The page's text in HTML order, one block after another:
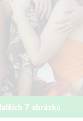
7 obrázků